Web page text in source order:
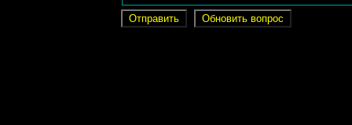
Обновить вопрос
Отправить